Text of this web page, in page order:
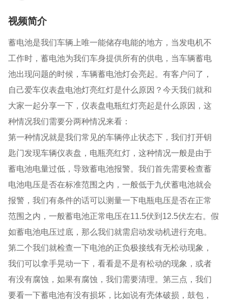
视频简介
蓄电池是我们车辆上唯一能储存电能的地方，当发电机不
工作时，蓄电池为我们车身提供所有的供电，当车辆蓄电
池出现问题的时候，车辆蓄电池灯会亮起。有客户问了，
自己爱车仪表盘电池灯亮红灯是什么原因？今天我们就和
大家一起分享一下，仪表盘电瓶红灯亮起是什么原因，这
种情况我们需要分两种情况来看：
第一种情况就是我们常见的车辆停止状态下，我们打开钥
匙门发现车辆仪表盘，电瓶亮红灯，这种情况一般是由于
蓄电池电量过低，导致蓄电池报警。我们首先需要检查蓄
电池电压是否在标准范围之内，一般低于九伏蓄电池就会
报警，我们有条件的话可以测量一下电瓶电压是否在正常
范围之内，一般蓄电池正常电压在11.5伏到12.5伏左右。假
如蓄电池电压过底，那么我们就需启动发动机进行充电。
第二个我们就检查一下电池的正负极接线有无松动现象，
我们可以拿手晃动一下，看看是不是有松动的现象，或者
有没有腐蚀，如果有腐蚀，我们需要清理。第三点，我们
要看一下蓄电池有没有损坏，比如说有壳体破损，鼓包，